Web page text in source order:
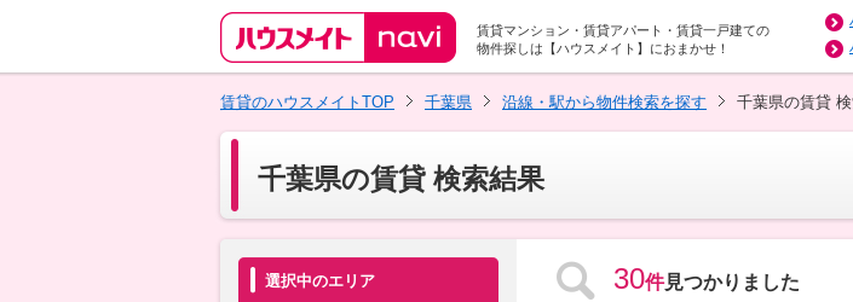
賃貸マンション・賃貸アパート・賃貸一戸建ての
物件探しは【ハウスメイト】におまかせ！
賃貸のハウスメイトTOP
千葉県 沿線・駅から物件検索を探す 千葉県の賃貸
千葉県の賃貸 検索結果
選択中のエリア 30件見つかりました